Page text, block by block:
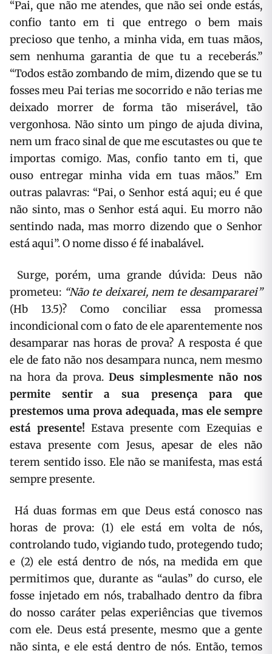
“Pai, que não me atendes, que não sei onde estás,
confio tanto em ti que entrego o bem mais
precioso que tenho, a minha vida, em tuas mãos,
sem nenhuma garantia de que tu a receberás.”
“Todos estão zombando de mim, dizendo que se tu
fosses meu Pai terias me socorrido e não terias me
deixado morrer de forma tão miserável, tão
vergonhosa. Não sinto um pingo de ajuda divina,
nem um fraco sinal de que me escutastes ou que te
importas comigo. Mas, confio tanto em ti, que
ouso entregar minha vida em tuas mãos.” Em
outras palavras: “Pai, o Senhor está aqui; eu é que
não sinto, mas o Senhor está aqui. Eu morro não
sentindo nada, mas morro dizendo que o Senhor
está aqui”. O nome disso é fé inabalável.
Surge, porém, uma grande dúvida: Deus não
prometeu: “Não te deixarei, nem te desampararei”
(Hb 13.5)? Como conciliar essa promessa
incondicional com o fato de ele aparentemente nos
desamparar nas horas de prova? A resposta é que
ele de fato não nos desampara nunca, nem mesmo
na hora da prova.Deus simplesmente não nos
permite sentir a sua presença para que
prestemos uma prova adequada, mas ele sempre
está presente! Estava presente com Ezequias e
estava presente com Jesus, apesar de eles não
terem sentido isso. Ele não se manifesta, mas está
sempre presente.
Há duas formas em que Deus está conosco nas
horas de prova: (1) ele está em volta de nós,
controlando tudo, vigiando tudo, protegendo tudo;
e (2) ele está dentro de nós, na medida em que
permitimos que, durante as “aulas” do curso, ele
fosse injetado em nós, trabalhado dentro da fibra
do nosso caráter pelas experiências que tivemos
com ele. Deus está presente, mesmo que a gente
não sinta, e ele está dentro de nós. Então, temos